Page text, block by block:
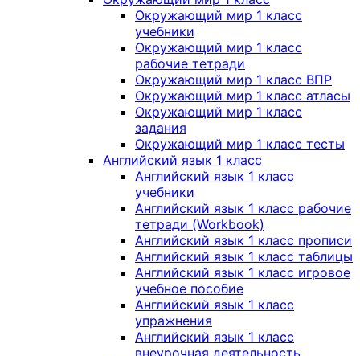
Окружающий мир 1 класс
учебники
Окружающий мир 1 класс
рабочие тетради
Окружающий мир 1 класс ВПР
Окружающий мир 1 класс атласы
Окружающий мир 1 класс
задания
Окружающий мир 1 класс тесты
Английский язык 1 класс
Английский язык 1 класс
учебники
Английский язык 1 класс рабочие
тетради (Workbook)
Английский язык 1 класс прописи
Английский язык 1 класс таблицы
Английский язык 1 класс игровое
учебное пособие
Английский язык 1 класс
упражнения
Английский язык 1 класс
внеурочная деятельность